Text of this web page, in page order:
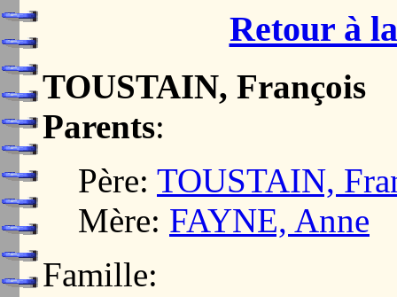
Retour à
TOUSTAIN, François
Parents:
Père: TOUSTAIN,
Mère: FAYNE, Anne
Famille: